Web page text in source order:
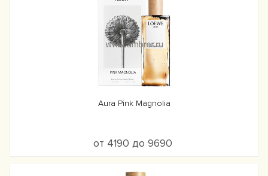
Aura Pink Magnolia
от 4190 до 9690